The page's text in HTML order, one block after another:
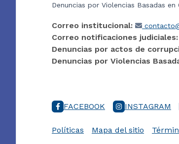
Denuncias por Violencias Basadas
Correo institucional:
Correo notificaciones judiciales:
Denuncias por actos de
Denuncias por Violencias
FACEBOOK INSTAGRAM
Políticas Mapa del sitio